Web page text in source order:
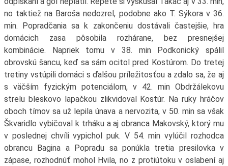
no taktiež na Baroša nedozrel, podobne ako T. Sýkora v 36.
min. Popradčania sa k zakončeniu dostávali častejšie, hra
domácich zasa pôsobila rozhárane, bez presnejšej
kombinácie. Napriek tomu v 38. min Podkonický spálil
obrovskú šancu, keď sa sám ocitol pred Kostúrom. Do tretej
tretiny vstúpili domáci s ďalšou príležitosťou a zdalo sa, že aj
s väčším fyzickým potenciálom, v 42. min Obdržálekovu
strelu bleskovo lapačkou zlikvidoval Kostúr. Na ruky hráčov
oboch tímov sa už lepila únava a nervozita, v 50. min sa však
Škvaridlo vybičoval k trháku a aj obranca Makovský, ktorý mu
v poslednej chvíli vypichol puk. V 54. min vylúčil rozhodca
obrancu Bagina a Popradu sa ponúkla tretia presilovka v
zápase, rozhodnúť mohol Hvila, no z protiútoku v oslabení aj